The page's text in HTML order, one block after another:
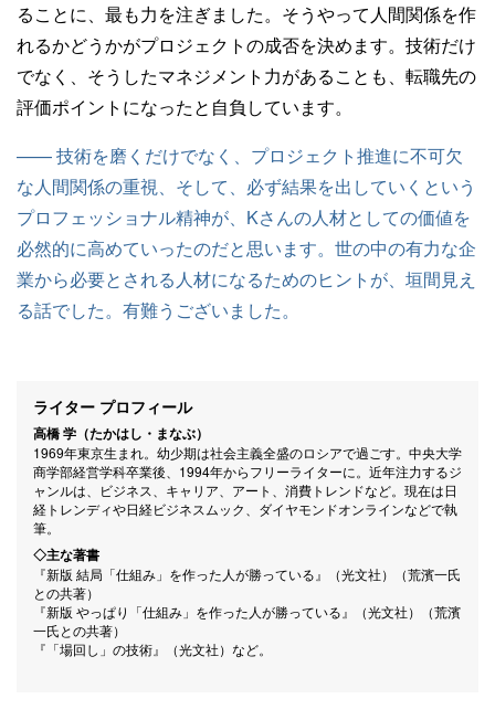
ることに、最も力を注ぎました。そうやって人間関係を作
れるかどうかがプロジェクトの成否を決めます。技術だけ
でなく、そうしたマネジメント力があることも、転職先の
評価ポイントになったと自負しています。
—— 技術を磨くだけでなく、プロジェクト推進に不可欠
な人間関係の重視、そして、必ず結果を出していくという
プロフェッショナル精神が、Kさんの人材としての価値を
必然的に高めていったのだと思います。世の中の有力な企
業から必要とされる人材になるためのヒントが、垣間見え
る話でした。有難うございました。
ライター プロフィール
高橋 学（たかはし・まなぶ）
1969年東京生まれ。幼少期は社会主義全盛のロシアで過ごす。中央大学
商学部経営学科卒業後、1994年からフリーライターに。近年注力するジ
ャンルは、ビジネス、キャリア、アート、消費トレンドなど。現在は日
経トレンディや日経ビジネスムック、ダイヤモンドオンラインなどで執
筆。
◇主な著書
『新版 結局「仕組み」を作った人が勝っている』（光文社）（荒濱一氏
との共著）
『新版 やっぱり「仕組み」を作った人が勝っている』（光文社）（荒濱
一氏との共著）
『「場回し」の技術』（光文社）など。